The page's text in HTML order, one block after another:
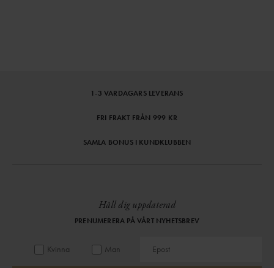
1-3 VARDAGARS LEVERANS
FRI FRAKT FRÅN 999 KR
SAMLA BONUS I KUNDKLUBBEN
Håll dig uppdaterad
PRENUMERERA PÅ VÅRT NYHETSBREV
Kvinna Man